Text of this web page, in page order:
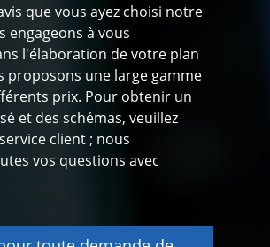
que vous ayez choisi notre
engageons à vous
l'élaboration de votre plan
proposons une large gamme
prix. Pour obtenir un
et des schémas, veuillez
client ; nous
vos questions avec